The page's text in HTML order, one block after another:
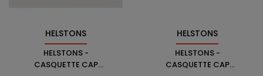
HELSTONS
HELSTONS -
CASQUETTE CAP
HELSTONS
HELSTONS -
CASQUETTE CAP